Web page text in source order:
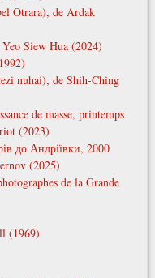
Otrara), de Ardak
Siew Hua (2024)
nuhai), de Shih-Ching
de masse, printemps
(2023)
до Андріївки, 2000
(2025)
de la Grande
(1969)